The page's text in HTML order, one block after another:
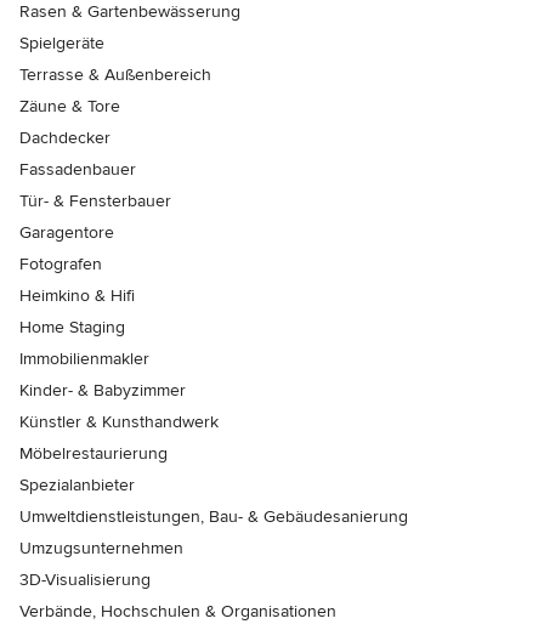
Rasen & Gartenbewässerung
Spielgeräte
Terrasse & Außenbereich
Zäune & Tore
Dachdecker
Fassadenbauer
Tür- & Fensterbauer
Garagentore
Fotografen
Heimkino & Hifi
Home Staging
Immobilienmakler
Kinder- & Babyzimmer
Künstler & Kunsthandwerk
Möbelrestaurierung
Spezialanbieter
Umweltdienstleistungen, Bau- & Gebäudesanierung
Umzugsunternehmen
3D-Visualisierung
Verbände, Hochschulen & Organisationen